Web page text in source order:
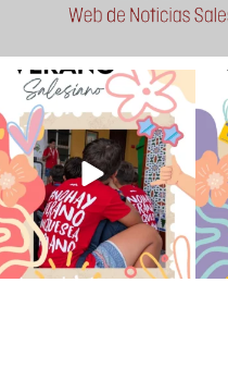
No hay verano sin que sea
Salesiano ❤️💫 en Luz 4...
194 0